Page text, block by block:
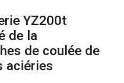
YZ200t
de la
de coulée de
aciéries